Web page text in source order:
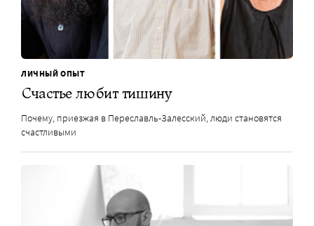
ЛИЧНЫЙ ОПЫТ
Счастье любит тишину
Почему, приезжая в Переславль-Залесский, люди становятся
счастливыми